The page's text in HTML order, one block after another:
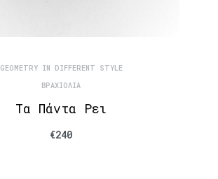
GEOMETRY IN DIFFERENT STYLE
ΒΡΑΧΙΌΛΙΑ
Τα Πάντα Ρει
€240